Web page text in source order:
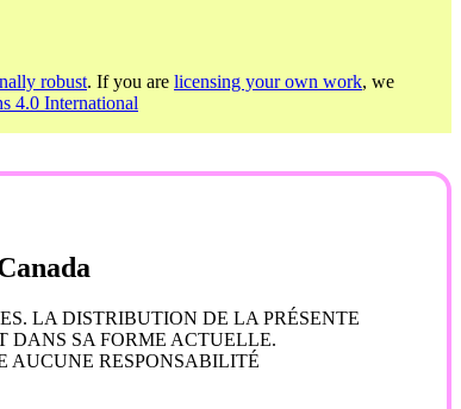
robust. If you are licensing your own work, we
4.0 International
LA DISTRIBUTION DE LA PRÉSENTE
DANS SA FORME ACTUELLE.
AUCUNE RESPONSABILITÉ